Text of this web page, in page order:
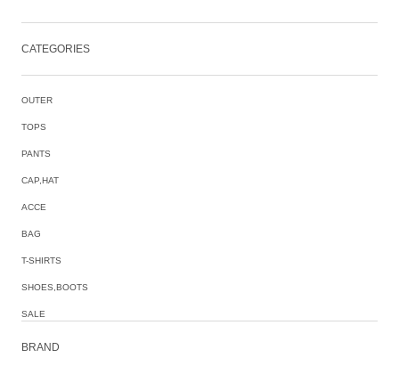
CATEGORIES
OUTER
TOPS
PANTS
CAP,HAT
ACCE
BAG
T-SHIRTS
SHOES,BOOTS
SALE
BRAND